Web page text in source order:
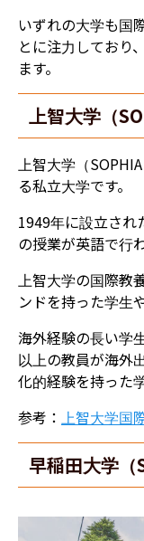
いずれの大学も国
とに注力しており
ます。
上智大学（
上智大学（
る私立大学です。
1949年に設立され
の授業が英語で行
上智大学の国際教
ンドを持った学生
海外経験の長い学
以上の教員が海外
化的経験を持った
参考： 上智大学国
早稲田大学（